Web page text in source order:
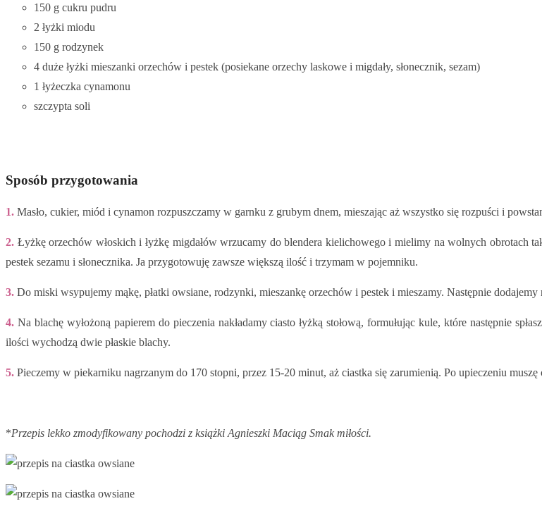
150 g cukru pudru
2 łyżki miodu
150 g rodzynek
4 duże łyżki mieszanki orzechów i pestek (posiekane orzechy laskowe i migdały, słonecznik, sezam)
1 łyżeczka cynamonu
szczypta soli
Sposób przygotowania
1. Masło, cukier, miód i cynamon rozpuszczamy w garnku z grubym dnem, mieszając aż wszystko się rozpuści i
2. Łyżkę orzechów włoskich i łyżkę migdałów wrzucamy do blendera kielichowego i mielimy na wolnych obrotach
pestek sezamu i słonecznika. Ja przygotowuję zawsze większą ilość i trzymam w pojemniku.
3. Do miski wsypujemy mąkę, płatki owsiane, rodzynki, mieszankę orzechów i pestek i mieszamy. Następnie dodajemy
4. Na blachę wyłożoną papierem do pieczenia nakładamy ciasto łyżką stołową, formułując kule, które następnie
ilości wychodzą dwie płaskie blachy.
5. Pieczemy w piekarniku nagrzanym do 170 stopni, przez 15-20 minut, aż ciastka się zarumienią. Po upieczeniu muszę
*Przepis lekko zmodyfikowany pochodzi z książki Agnieszki Maciąg Smak miłości.